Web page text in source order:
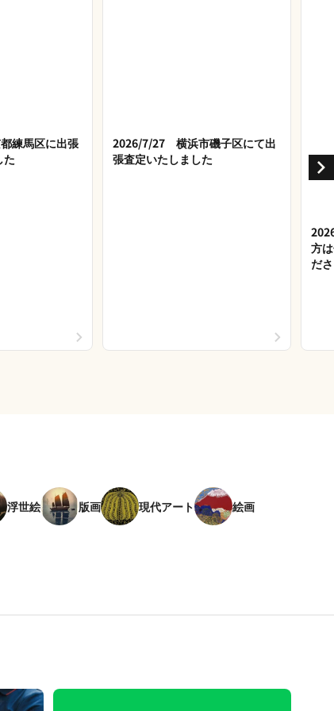
練馬区に出張
た
2026/7/27 横浜市磯子区にて出
張査定いたしました
方
だ
浮世絵 版画 現代アート 絵画